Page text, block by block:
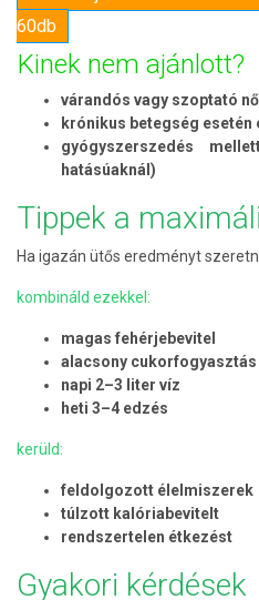
60db
Kinek nem ajánlott?
várandós vagy szoptató
krónikus betegség esetén
gyógyszerszedés
hatásúaknál)
Tippek a
Ha igazán ütős eredményt
kombináld ezekkel:
magas fehérjebevitel
alacsony cukorfogyasztás
napi 2–3 liter víz
heti 3–4 edzés
kerüld:
feldolgozott élelmiszerek
túlzott kalóriabevitelt
rendszertelen étkezést
Gyakori kérdések